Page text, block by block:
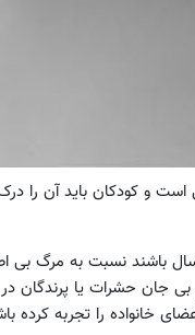
و کودکان باید آن را درک
نسبت به مرگ بی
بی جان حشرات یا
خانواده را تجربه کرده